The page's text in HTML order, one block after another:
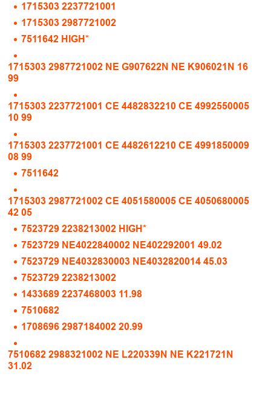
1715303 2237721001
1715303 2987721002
7511642 HIGH*
1715303 2987721002 NE G907622N NE K906021N 16
99
1715303 2237721001 CE 4482832210 CE 4992550005
10 99
1715303 2237721001 CE 4482612210 CE 4991850009
08 99
7511642
1715303 2987721002 CE 4051580005 CE 4050680005
42 05
7523729 2238213002 HIGH*
7523729 NE4022840002 NE402292001 49.02
7523729 NE4032830003 NE4032820014 45.03
7523729 2238213002
1433689 2237468003 11.98
7510682
1708696 2987184002 20.99
7510682 2988321002 NE L220339N NE K221721N
31.02